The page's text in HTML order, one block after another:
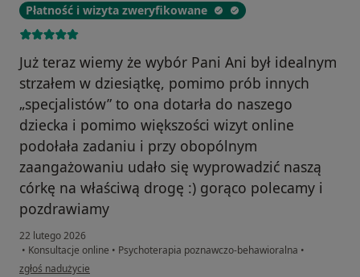
Płatność i wizyta zweryfikowane
Już teraz wiemy że wybór Pani Ani był idealnym
strzałem w dziesiątkę, pomimo prób innych
„specjalistów” to ona dotarła do naszego
dziecka i pomimo większości wizyt online
podołała zadaniu i przy obopólnym
zaangażowaniu udało się wyprowadzić naszą
córkę na właściwą drogę :) gorąco polecamy i
pozdrawiamy
22 lutego 2026
• Konsultacje online • Psychoterapia poznawczo-behawioralna •
w opinii użytkownika Kasia i Michał R.
zgłoś nadużycie